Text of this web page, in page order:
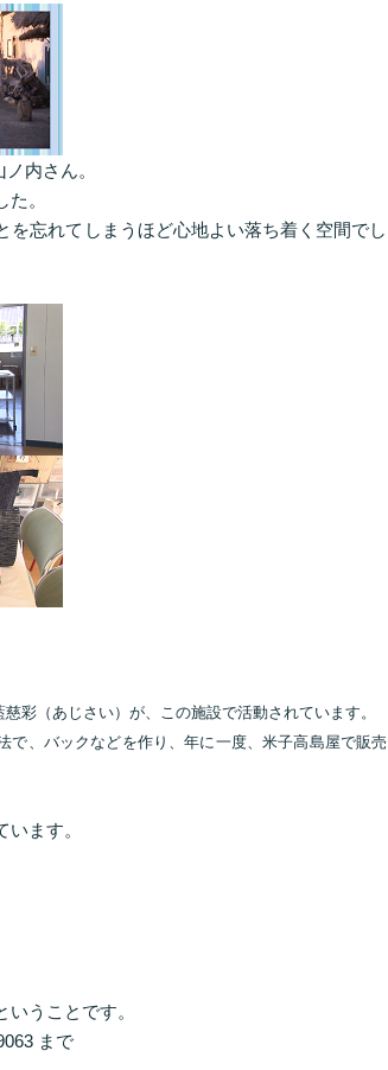
内さん。
。
忘れてしまうほど心地よい落ち着く空間でし
彩（あじさい）が、この施設で活動されています。
、バックなどを作り、年に一度、米子高島屋で販売
ます。
うことです。
まで